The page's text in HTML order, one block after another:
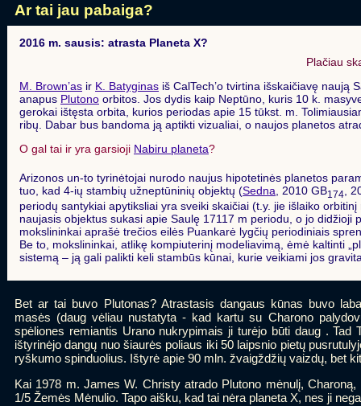
Ar tai jau pabaiga?
2016 m. sausis: atrasta Planeta X?
Plačiau
M. Brown’as ir K. Batyginas iš CalTech’o tvirtina išskaičiavę naują
anapus Plutono orbitos. Jos dydis kaip Neptūno, kuris 10 k.
gerokai ištęsta orbita, kurios periodas apie 15 tūkst. m.
ribų. Dabar bus bandoma ją aptikti vizualiai, o naujos planetos
O gal tai ir yra garsioji Nabiru planeta?
Arizonos un-to tyrinėtojai nurodo naujus hipotetinės planetos
tuo, kad 4-ių stambių užneptūninių objektų (Sedna, 2010 GB174,
periodų santykiai apytiksliai yra sveiki skaičiai (t.y. jie išlaiko
naujasis objektus sukasi apie Saulę 17117 m periodu, o jo didžioji
mokslininkai aprašė trečios eilės Puankarė lygčių periodiniais
Be to, mokslininkai, atlikę kompiuterinį modeliavimą, ėmė kaltinti
sistemą – ją gali palikti keli stambūs kūnai, kurie veikiami jos
Bet ar tai buvo Plutonas? Atrastasis dangaus kūnas buvo
masės (daug vėliau nustatyta - kad kartu su Charono
spėliones remiantis Urano nukrypimais ji turėjo būti daug . Tad
ištyrinėjo dangų nuo šiaurės poliaus iki 50 laipsnio pietų
ryškumo spinduolius. Ištyrė apie 90 mln. žvaigždžių vaizdų, bet
Kai 1978 m. James W. Christy atrado Plutono mėnulį,
1/5 Žemės Mėnulio. Tapo aišku, kad tai nėra planeta X, nes ji